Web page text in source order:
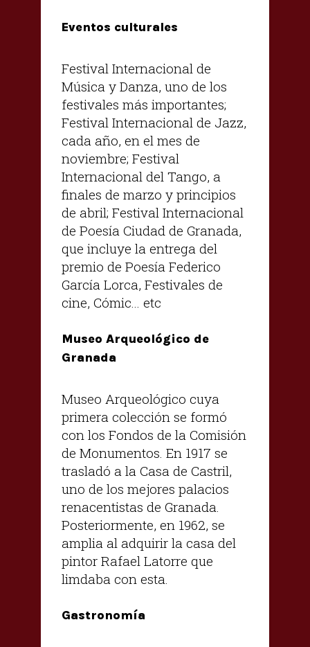
Eventos culturales
Festival Internacional de
Música y Danza, uno de los
festivales más importantes;
Festival Internacional de Jazz,
cada año, en el mes de
noviembre; Festival
Internacional del Tango, a
finales de marzo y principios
de abril; Festival Internacional
de Poesía Ciudad de Granada,
que incluye la entrega del
premio de Poesía Federico
García Lorca, Festivales de
cine, Cómic... etc
Museo Arqueológico de
Granada
Museo Arqueológico cuya
primera colección se formó
con los Fondos de la Comisión
de Monumentos. En 1917 se
trasladó a la Casa de Castril,
uno de los mejores palacios
renacentistas de Granada.
Posteriormente, en 1962, se
amplia al adquirir la casa del
pintor Rafael Latorre que
limdaba con esta.
Gastronomía